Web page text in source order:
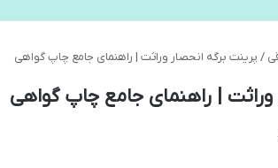
/ پرینت برگه انحصار وراثت | راهنمای جامع چاپ گواهی
| راهنمای جامع چاپ گواهی